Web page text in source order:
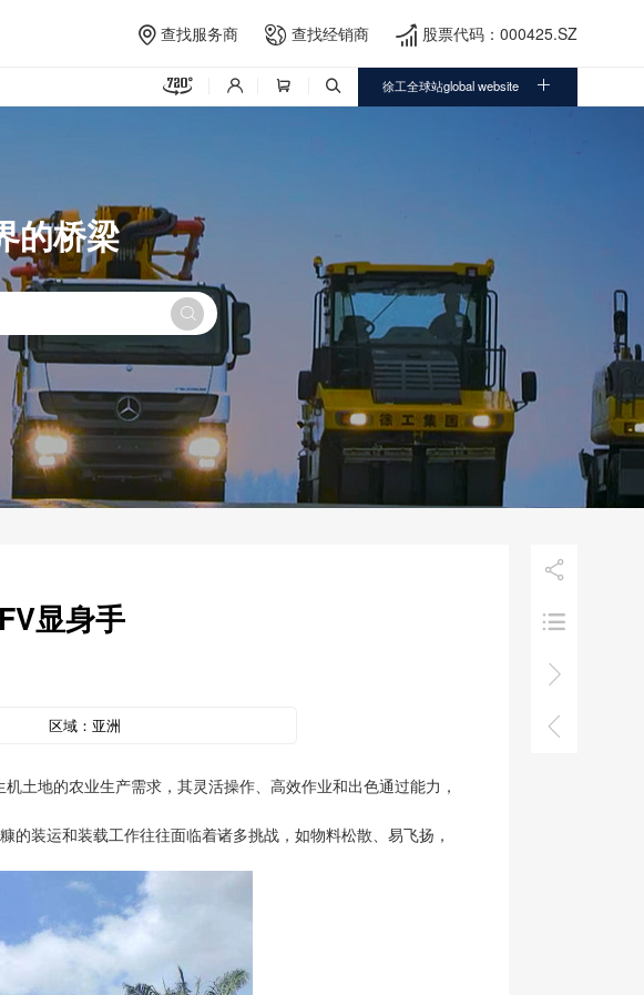
 查找服务商  查找经销商  股票代码：000425.SZ
    徐工全球站global website 
的桥梁





显身手
区域： 亚洲
土地的农业生产需求，其灵活操作、高效作业和出色通过能力，
装运和装载工作往往面临着诸多挑战，如物料松散、易飞扬，